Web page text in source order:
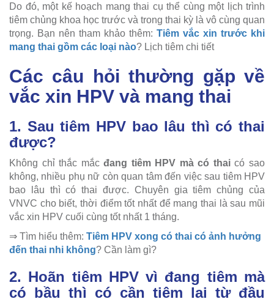
Do đó, một kế hoạch mang thai cụ thể cùng một lịch trình
tiêm chủng khoa học trước và trong thai kỳ là vô cùng quan
trọng. Bạn nên tham khảo thêm: Tiêm vắc xin trước khi
mang thai gồm các loại nào? Lịch tiêm chi tiết
Các câu hỏi thường gặp về
vắc xin HPV và mang thai
1. Sau tiêm HPV bao lâu thì có thai
được?
Không chỉ thắc mắcđang tiêm HPV mà có thaicó sao
không, nhiều phụ nữ còn quan tâm đến việc sau tiêm HPV
bao lâu thì có thai được. Chuyên gia tiêm chủng của
VNVC cho biết, thời điểm tốt nhất để mang thai là sau mũi
vắc xin HPV cuối cùng tốt nhất 1 tháng.
⇒ Tìm hiểu thêm: Tiêm HPV xong có thai có ảnh hưởng
đến thai nhi không? Cần làm gì?
2. Hoãn tiêm HPV vì đang tiêm mà
có bầu thì có cần tiêm lại từ đầu